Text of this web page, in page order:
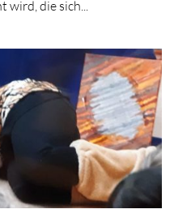
die sich...